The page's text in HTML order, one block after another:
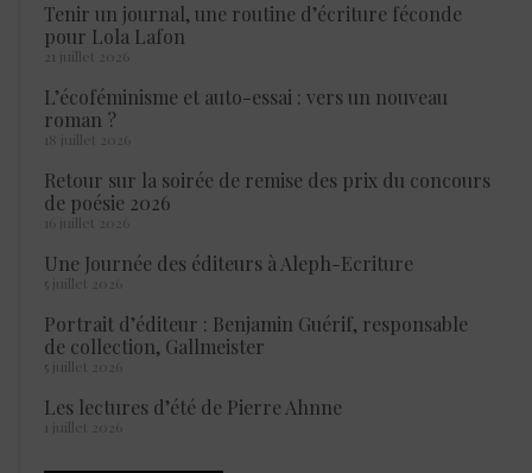
Tenir un journal, une routine d’écriture féconde
pour Lola Lafon
21 juillet 2026
L’écoféminisme et auto-essai : vers un nouveau
roman ?
18 juillet 2026
Retour sur la soirée de remise des prix du concours
de poésie 2026
16 juillet 2026
Une Journée des éditeurs à Aleph-Ecriture
5 juillet 2026
Portrait d’éditeur : Benjamin Guérif, responsable
de collection, Gallmeister
5 juillet 2026
Les lectures d’été de Pierre Ahnne
1 juillet 2026